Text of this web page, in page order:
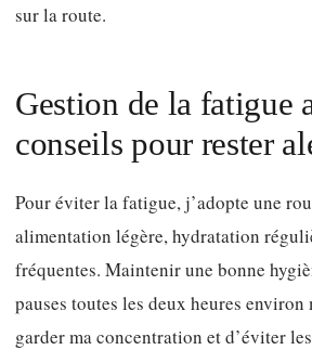
sur la route.
Gestion de la fatigue
conseils pour rester
Pour éviter la fatigue, j’adopte une
alimentation légère, hydratation
fréquentes. Maintenir une bonne
pauses toutes les deux heures environ
garder ma concentration et d’éviter